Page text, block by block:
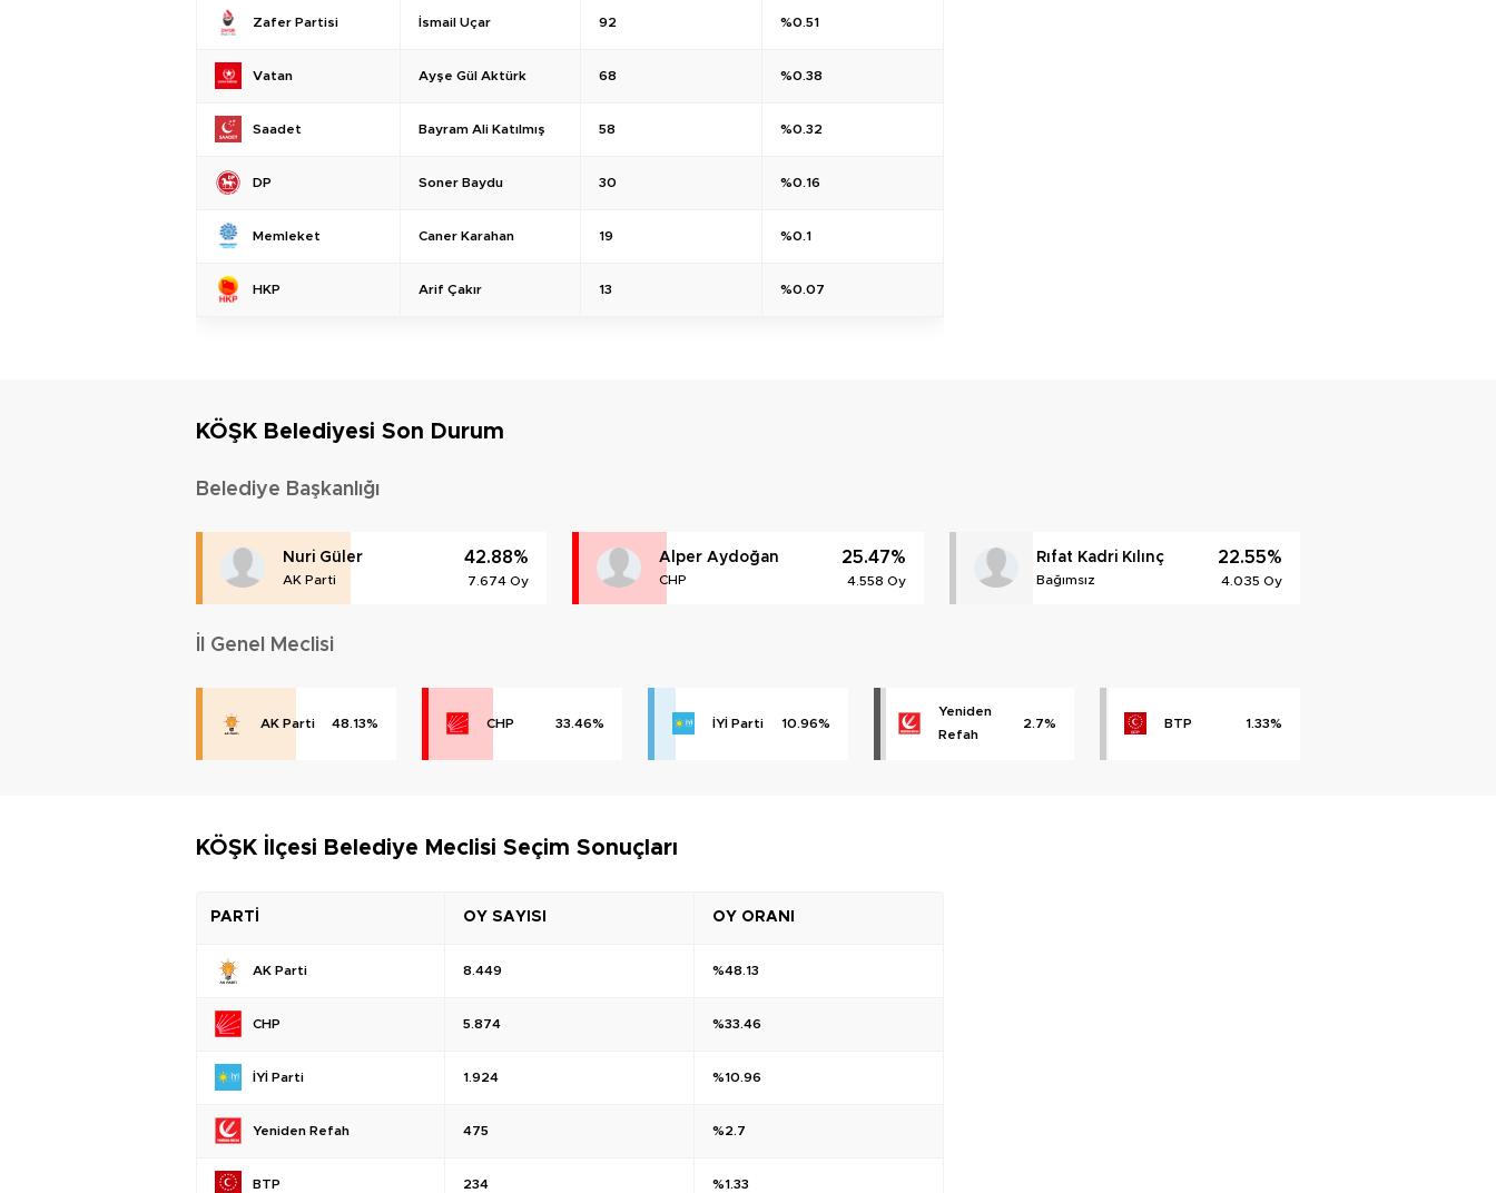
Zafer Partisi İsmail Uçar 92 %0.51
Vatan Ayşe Gül Aktürk 68 %0.38
Saadet Bayram Ali Katılmış 58 %0.32
DP Soner Baydu 30 %0.16
Memleket Caner Karahan 19 %0.1
HKP Arif Çakır 13 %0.07
KÖŞK Belediyesi Son Durum
Belediye Başkanlığı
Nuri Güler
AK Parti
42.88%
7.674 Oy
Alper Aydoğan
CHP
25.47%
4.558 Oy
Rıfat Kadri Kılınç
Bağımsız
22.55%
4.035 Oy
İl Genel Meclisi
AK Parti 48.13% CHP 33.46% İYİ Parti 10.96%
Yeniden
Refah
2.7% BTP 1.33%
KÖŞK İlçesi Belediye Meclisi Seçim Sonuçları
PARTİ OY SAYISI OY ORANI
AK Parti 8.449 %48.13
CHP 5.874 %33.46
İYİ Parti 1.924 %10.96
Yeniden Refah 475 %2.7
BTP 234 %1.33